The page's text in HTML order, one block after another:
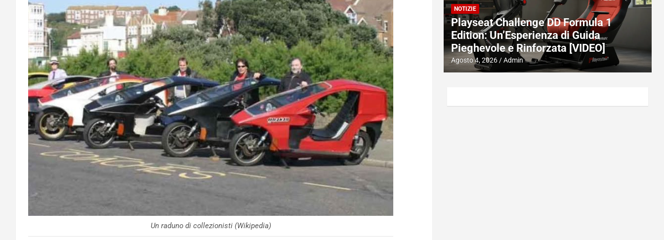
Un raduno di collezionisti (Wikipedia)
NOTIZIE
Playseat Challenge DD Formula 1
Edition: Un’Esperienza di Guida
Pieghevole e Rinforzata [VIDEO]
Agosto 4, 2026 Admin